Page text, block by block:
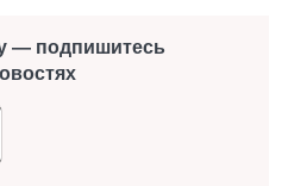
— подпишитесь